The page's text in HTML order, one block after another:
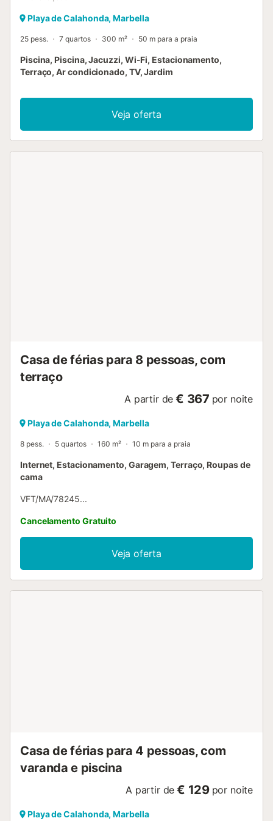
Playa de Calahonda, Marbella
25 pess. 7 quartos 300 m² 50 m para a praia
Piscina, Piscina, Jacuzzi, Wi-Fi, Estacionamento,
Terraço, Ar condicionado, TV, Jardim
Veja oferta
Casa de férias para 8 pessoas, com
terraço
A partir de € 367 por noite
Playa de Calahonda, Marbella
8 pess. 5 quartos 160 m² 10 m para a praia
Internet, Estacionamento, Garagem, Terraço, Roupas de
cama
VFT/MA/78245...
Cancelamento Gratuito
Veja oferta
Casa de férias para 4 pessoas, com
varanda e piscina
A partir de € 129 por noite
Playa de Calahonda, Marbella